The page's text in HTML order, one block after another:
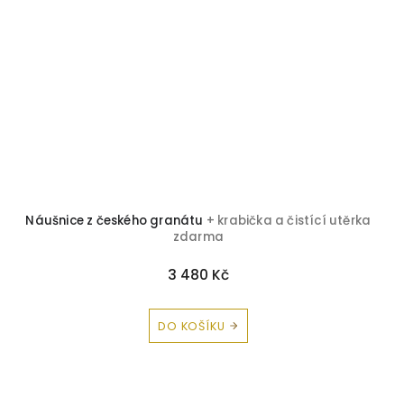
Náušnice z českého granátu + krabička a čistící utěrka
zdarma
3 480 Kč
DO KOŠÍKU